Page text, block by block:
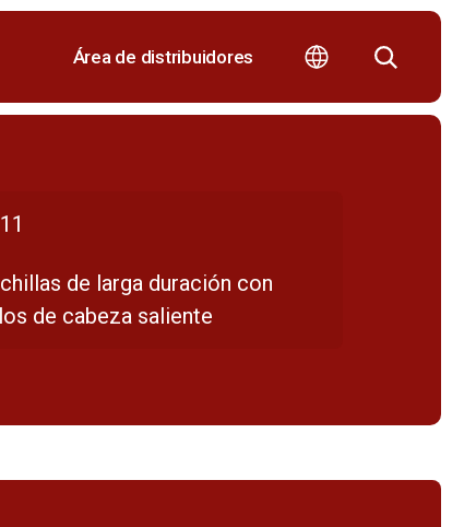
Área de distribuidores
de larga duración con
de cabeza saliente